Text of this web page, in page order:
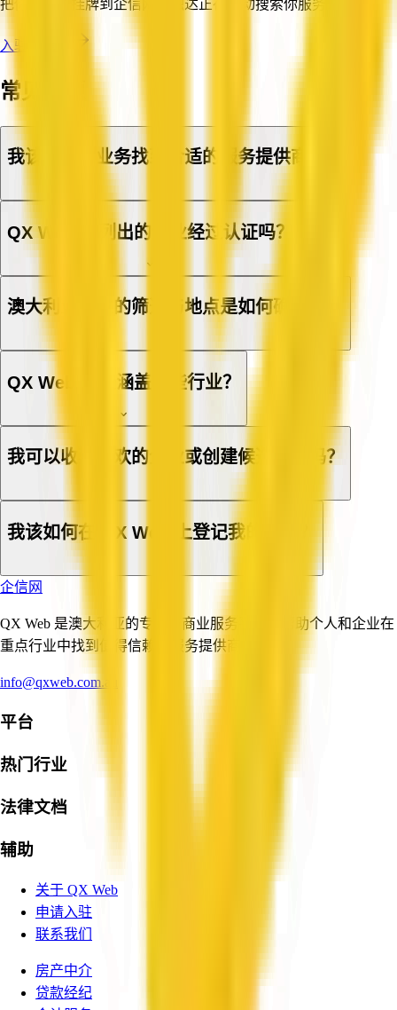
把你的公司挂牌到企信网，触达正在主动搜索你服务的客户。
入驻企信网
常见问题
我该如何为业务找到合适的服务提供商？
QX Web 上列出的企业经过认证吗？
澳大利亚企业的筛选与地点是如何确定的？
QX Web 目录涵盖哪些行业？
我可以收藏喜欢的企业或创建候选清单吗？
我该如何在 QX Web 上登记我的企业？
企信网
QX Web 是澳大利亚的专业与商业服务平台，帮助个人和企业在
重点行业中找到值得信赖的服务提供商。
info@qxweb.com.au
平台
热门行业
法律文档
辅助
关于 QX Web
申请入驻
联系我们
房产中介
贷款经纪